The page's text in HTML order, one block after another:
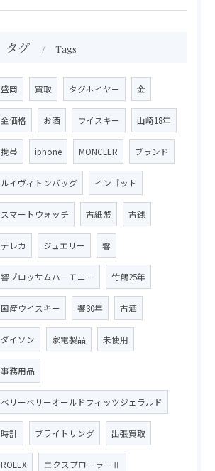
タグ Tags
盛岡 買取 タグホイヤー 金
金価格 お酒 ウイスキー 山崎18年
携帯 iphone MONCLER ブランド
ルイヴィトンバッグ インゴット
スマートウォッチ 古紙幣 古銭
テレカ ジュエリー 響
響ブロッサムハーモニー 竹鶴25年
国産ウイスキー 響30年 古酒
ダイソン 家電製品 未使用
事務用品
ベリーベリーオールドフィッツジェラルド
時計 ブライトリング 出張買取
ROLEX エクスプローラーⅡ